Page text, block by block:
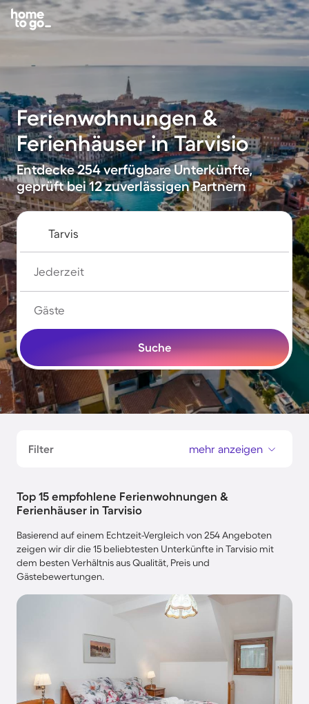
Ferienwohnungen &
Ferienhäuser in Tarvisio
Entdecke 254 verfügbare Unterkünfte,
geprüft bei 12 zuverlässigen Partnern
Jederzeit
Gäste
Suche
Filter mehr anzeigen
Top 15 empfohlene Ferienwohnungen &
Ferienhäuser in Tarvisio
Basierend auf einem Echtzeit-Vergleich von 254 Angeboten
zeigen wir dir die 15 beliebtesten Unterkünfte in Tarvisio mit
dem besten Verhältnis aus Qualität, Preis und
Gästebewertungen.